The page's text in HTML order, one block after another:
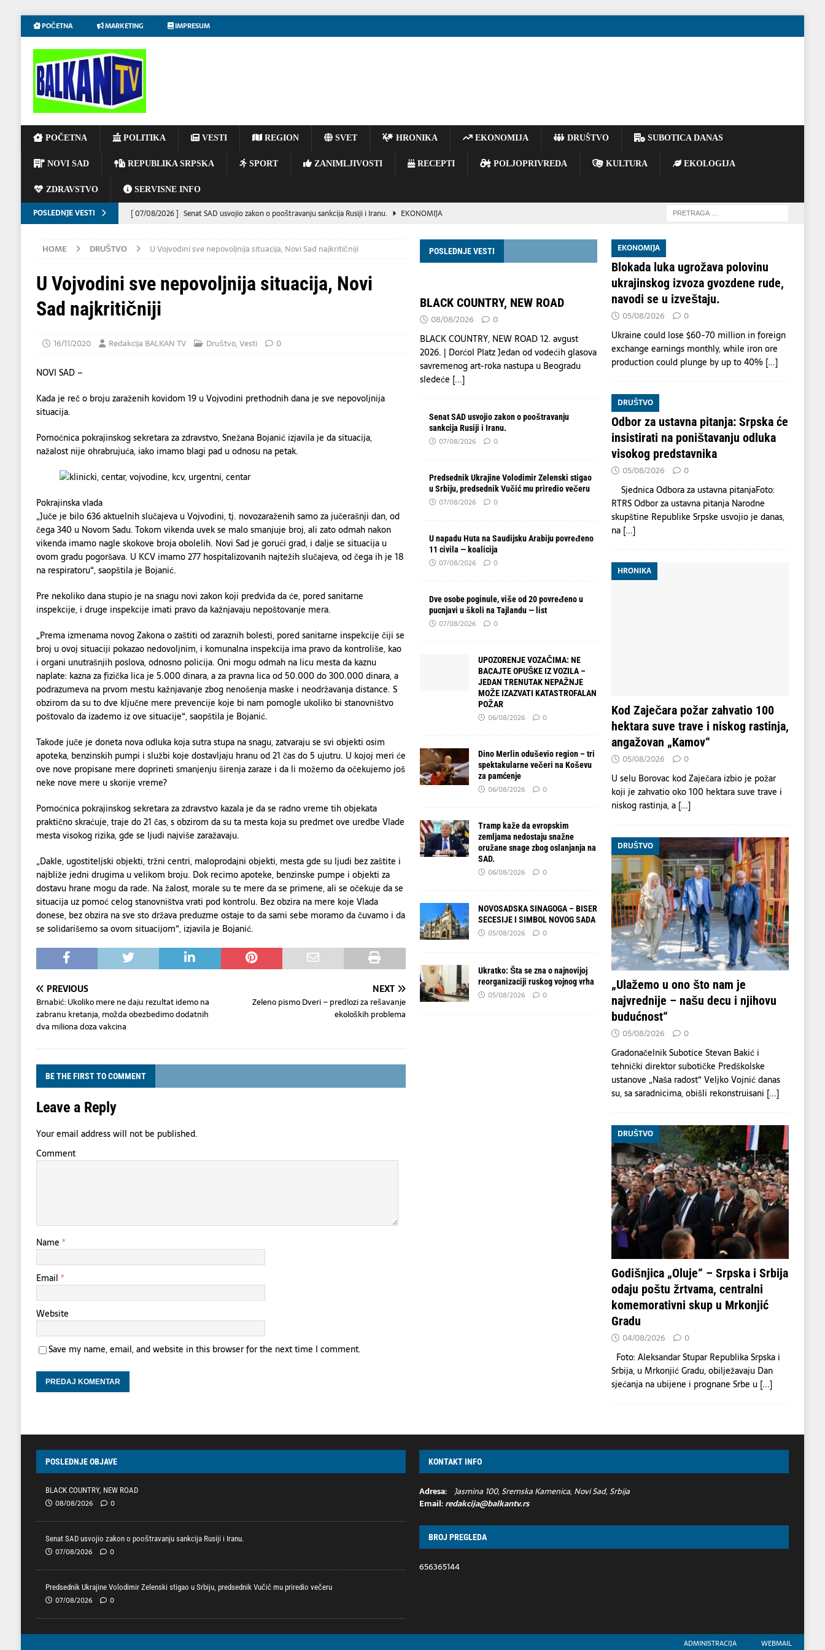
POČETNA MARKETING IMPRESUM
POČETNA POLITIKA VESTI REGION SVET HRONIKA EKONOMIJA DRUŠTVO SUBOTICA DANAS
NOVI SAD REPUBLIKA SRPSKA SPORT ZANIMLJIVOSTI RECEPTI POLJOPRIVREDA KULTURA EKOLOGIJA
ZDRAVSTVO SERVISNE INFO
POSLEDNJE VESTI [ 07/08/2026 ] Senat SAD usvojio zakon o pooštravanju sankcija Rusiji i Iranu.
EKONOMIJA
DRUŠTVO
U napadu Huta na Saudijsku Arabiju povređeno 11 civila — koalicija
[ 07/08/2026 ]
Dve osobe poginule, više od 20 povređeno u pucnjavi u školi na Tajlandu — list
HRONIKA
[ 08/08/2026 ]
HOME DRUŠTVO U Vojvodini sve nepovoljnija situacija, Novi Sad najkritičniji
U Vojvodini sve nepovoljnija situacija, Novi
Sad najkritičniji
16/11/2020 Redakcija BALKAN TV Društvo,Vesti 0
NOVI SAD –
Kada je reč o broju zaraženih kovidom 19 u Vojvodini prethodnih dana je sve nepovoljnija
situacija.
Pomoćnica pokrajinskog sekretara za zdravstvo, Snežana Bojanić izjavila je da situacija,
nažalost nije ohrabrujuća, iako imamo blagi pad u odnosu na petak.
Pokrajinska vlada
„Juče je bilo 636 aktuelnih slučajeva u Vojvodini, tj. novozaraženih samo za jučerašnji dan, od
čega 340 u Novom Sadu. Tokom vikenda uvek se malo smanjuje broj, ali zato odmah nakon
vikenda imamo nagle skokove broja obolelih. Novi Sad je gorući grad, i dalje se situacija u
ovom gradu pogoršava. U KCV imamo 277 hospitalizovanih najtežih slučajeva, od čega ih je 18
na respiratoru“, saopštila je Bojanić.
Pre nekoliko dana stupio je na snagu novi zakon koji predviđa da će, pored sanitarne
inspekcije, i druge inspekcije imati pravo da kažnjavaju nepoštovanje mera.
„Prema izmenama novog Zakona o zaštiti od zaraznih bolesti, pored sanitarne inspekcije čiji se
broj u ovoj situaciji pokazao nedovoljnim, i komunalna inspekcija ima pravo da kontroliše, kao
i organi unutrašnjih poslova, odnosno policija. Oni mogu odmah na licu mesta da kaznu
naplate: kazna za fizička lica je 5.000 dinara, a za pravna lica od 50.000 do 300.000 dinara, a
podrazumeva na prvom mestu kažnjavanje zbog nenošenja maske i neodržavanja distance. S
obzirom da su to dve ključne mere prevencije koje bi nam pomogle ukoliko bi stanovništvo
poštovalo da izađemo iz ove situacije“, saopštila je Bojanić.
Takođe juče je doneta nova odluka koja sutra stupa na snagu, zatvaraju se svi objekti osim
apoteka, benzinskih pumpi i službi koje dostavljaju hranu od 21 čas do 5 ujutru. U kojoj meri će
ove nove propisane mere doprineti smanjenju širenja zaraze i da li možemo da očekujemo još
neke nove mere u skorije vreme?
Pomoćnica pokrajinskog sekretara za zdravstvo kazala je da se radno vreme tih objekata
praktično skraćuje, traje do 21 čas, s obzirom da su ta mesta koja su predmet ove uredbe Vlade
mesta visokog rizika, gde se ljudi najviše zaražavaju.
„Dakle, ugostiteljski objekti, tržni centri, maloprodajni objekti, mesta gde su ljudi bez zaštite i
najbliže jedni drugima u velikom broju. Dok recimo apoteke, benzinske pumpe i objekti za
dostavu hrane mogu da rade. Na žalost, morale su te mere da se primene, ali se očekuje da se
situacija uz pomoć celog stanovništva vrati pod kontrolu. Bez obzira na mere koje Vlada
donese, bez obzira na sve sto država preduzme ostaje to da sami sebe moramo da čuvamo i da
se solidarišemo sa ovom situacijom“, izjavila je Bojanić.
PREVIOUS
Brnabić: Ukoliko mere ne daju rezultat idemo na
zabranu kretanja, možda obezbedimo dodatnih
dva miliona doza vakcina
NEXT
Zeleno pismo Dveri – predlozi za rešavanje
ekoloških problema
BE THE FIRST TO COMMENT
Leave a Reply
Your email address will not be published.
Comment
Name *
Email *
Website
Save my name, email, and website in this browser for the next time I comment.
POSLEDNJE VESTI
BLACK COUNTRY, NEW ROAD
08/08/2026 0
BLACK COUNTRY, NEW ROAD 12. avgust
2026. | Dorćol Platz Jedan od vodećih glasova
savremenog art-roka nastupa u Beogradu
sledeće [...]
Senat SAD usvojio zakon o pooštravanju
sankcija Rusiji i Iranu.
07/08/2026 0
Predsednik Ukrajine Volodimir Zelenski stigao
u Srbiju, predsednik Vučić mu priredio večeru
07/08/2026 0
U napadu Huta na Saudijsku Arabiju povređeno
11 civila — koalicija
07/08/2026 0
Dve osobe poginule, više od 20 povređeno u
pucnjavi u školi na Tajlandu — list
07/08/2026 0
UPOZORENJE VOZAČIMA: NE
BACAJTE OPUŠKE IZ VOZILA –
JEDAN TRENUTAK NEPAŽNJE
MOŽE IZAZVATI KATASTROFALAN
POŽAR
06/08/2026 0
Dino Merlin oduševio region – tri
spektakularne večeri na Koševu
za pamćenje
06/08/2026 0
Tramp kaže da evropskim
zemljama nedostaju snažne
oružane snage zbog oslanjanja na
SAD.
06/08/2026 0
NOVOSADSKA SINAGOGA – BISER
SECESIJE I SIMBOL NOVOG SADA
05/08/2026 0
Ukratko: Šta se zna o najnovijoj
reorganizaciji ruskog vojnog vrha
05/08/2026 0
EKONOMIJA
Blokada luka ugrožava polovinu
ukrajinskog izvoza gvozdene rude,
navodi se u izveštaju.
05/08/2026 0
Ukraine could lose $60-70 million in foreign
exchange earnings monthly, while iron ore
production could plunge by up to 40% [...]
DRUŠTVO
Odbor za ustavna pitanja: Srpska će
insistirati na poništavanju odluka
visokog predstavnika
05/08/2026 0
Sjednica Odbora za ustavna pitanjaFoto:
RTRS Odbor za ustavna pitanja Narodne
skupštine Republike Srpske usvojio je danas,
na [...]
HRONIKA
Kod Zaječara požar zahvatio 100
hektara suve trave i niskog rastinja,
angažovan „Kamov“
05/08/2026 0
U selu Borovac kod Zaječara izbio je požar
koji je zahvatio oko 100 hektara suve trave i
niskog rastinja, a [...]
DRUŠTVO
„Ulažemo u ono što nam je
najvrednije – našu decu i njihovu
budućnost“
05/08/2026 0
Gradonačelnik Subotice Stevan Bakić i
tehnički direktor subotičke Predškolske
ustanove „Naša radost“ Veljko Vojnić danas
su, sa saradnicima, obišli rekonstruisani [...]
DRUŠTVO
Godišnjica „Oluje“ – Srpska i Srbija
odaju poštu žrtvama, centralni
komemorativni skup u Mrkonjić
Gradu
04/08/2026 0
Foto: Aleksandar Stupar Republika Srpska i
Srbija, u Mrkonjić Gradu, obilježavaju Dan
sjećanja na ubijene i prognane Srbe u [...]
POSLEDNJE OBJAVE
BLACK COUNTRY, NEW ROAD
08/08/2026 0
Senat SAD usvojio zakon o pooštravanju sankcija Rusiji i Iranu.
07/08/2026 0
Predsednik Ukrajine Volodimir Zelenski stigao u Srbiju, predsednik Vučić mu priredio večeru
07/08/2026 0
KONTAKT INFO
Adresa: Jasmina 100, Sremska Kamenica, Novi Sad, Srbija
Email:redakcija@balkantv.rs
BROJ PREGLEDA
656365144
ADMINISTRACIJA WEBMAIL